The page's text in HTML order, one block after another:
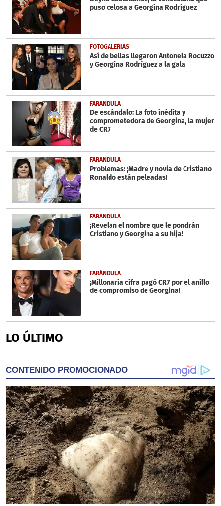
puso celosa a Georgina Rodríguez
FOTOGALERÍAS
Así de bellas llegaron Antonela Rocuzzo
y Georgina Rodríguez a la gala
FARÁNDULA
De escándalo: La foto inédita y
comprometedora de Georgina, la mujer
de CR7
FARÁNDULA
Problemas: ¡Madre y novia de Cristiano
Ronaldo están peleadas!
FARÁNDULA
¡Revelan el nombre que le pondrán
Cristiano y Georgina a su hija!
FARÁNDULA
¡Millonaria cifra pagó CR7 por el anillo
de compromiso de Georgina!
LO ÚLTIMO